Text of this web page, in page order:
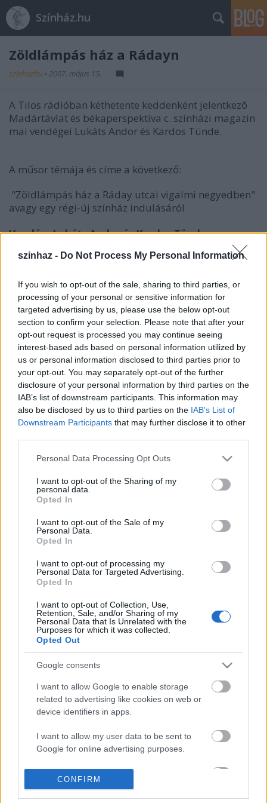
szinhaz - Do Not Process My Personal Information
If you wish to opt-out of the sale, sharing to third parties, or
processing of your personal or sensitive information for
targeted advertising by us, please use the below opt-out
section to confirm your selection. Please note that after your
opt-out request is processed you may continue seeing
interest-based ads based on personal information utilized by
us or personal information disclosed to third parties prior to
your opt-out. You may separately opt-out of the further
disclosure of your personal information by third parties on the
IAB’s list of downstream participants. This information may
also be disclosed by us to third parties on the IAB’s List of
Downstream Participants that may further disclose it to other
Please note that this website/app uses one or more Google
not limited to your visit or usage behaviour. You may click to
grant or deny consent to Google and its third-party tags to
use your data for below specified purposes in below Google
consent section.
Personal Data Processing Opt Outs
I want to opt-out of the Sharing of my
personal data.
Opted In
I want to opt-out of the Sale of my
Personal Data.
Opted In
I want to opt-out of processing my
Personal Data for Targeted Advertising.
Opted In
I want to opt-out of Collection, Use,
Retention, Sale, and/or Sharing of my
Personal Data that Is Unrelated with the
Purposes for which it was collected.
Opted Out
Google consents
I want to allow Google to enable storage
related to advertising like cookies on web or
device identifiers in apps.
I want to allow my user data to be sent to
Google for online advertising purposes.
I want to allow Google to send me
personalized advertising.
CONFIRM
Színház.hu
Zöldlámpás ház a Rádayn
szinhazhu • 2007. május 15.
A Tilos rádióban kéthetente keddenként jelentkezõ
Madártávlat és békaperspektíva c. színházi magazin
mai vendégei Lukáts Andor és Kardos Tünde.
A műsor témája és címe a következő:
"Zöldlámpás ház a Ráday utcai vigalmi negyedben"
avagy egy régi-új színház indulásáról
Vendég: Lukáts Andor és Kardos Tünde
Műsorvezetők: Kelemen Orsolya, Miklós Melánia
rádióban.
Lukáts
Andor
Keresztes
Tamással a
Bozsik Yvette
Közfürdő
előadásában
fotó: Nehéz
Ajánlott bejegyzések:
Meghalt Böröndi Tamás
A Madách Színház zárt ajtók mellett is
közel 6000 nézőt fogadott júniusban